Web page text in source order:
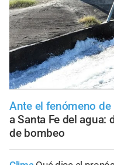
Ante el fenómeno de
a Santa Fe del agua:
de bombeo